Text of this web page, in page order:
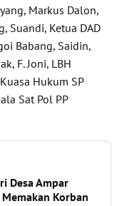
Markus Dalon,
Suandi, Ketua DAD
Babang, Saidin,
F. Joni, LBH
Hukum SP
Sat Pol PP
Desa Ampar
Korban